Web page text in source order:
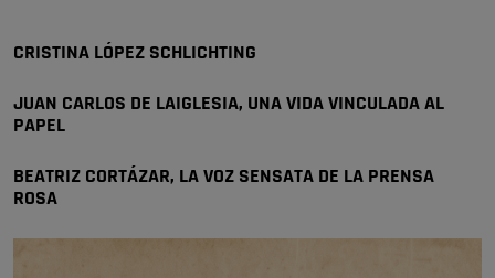
🔴 EXCLUSIVA | El comisario de la …
se va porke no tiene piscina 🤪🤪🤪
🔴 EXCLUSIVA | El comisario de la …
CRISTINA LÓPEZ SCHLICHTING
JUAN CARLOS DE LAIGLESIA, UNA VIDA VINCULADA AL
PAPEL
BEATRIZ CORTÁZAR, LA VOZ SENSATA DE LA PRENSA
ROSA